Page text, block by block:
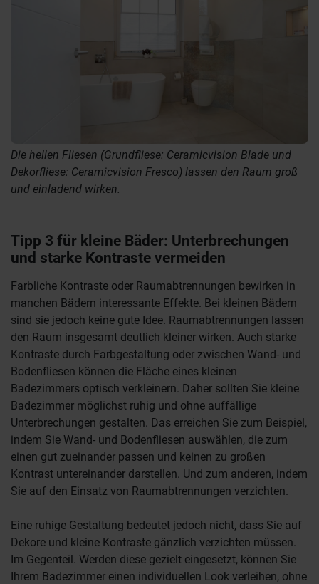
Die hellen Fliesen (Grundfliese: Ceramicvision Blade und
Dekorfliese: Ceramicvision Fresco) lassen den Raum groß
und einladend wirken.
Tipp 3 für kleine Bäder: Unterbrechungen
und starke Kontraste vermeiden
Farbliche Kontraste oder Raumabtrennungen bewirken in
manchen Bädern interessante Effekte. Bei kleinen Bädern
sind sie jedoch keine gute Idee. Raumabtrennungen lassen
den Raum insgesamt deutlich kleiner wirken. Auch starke
Kontraste durch Farbgestaltung oder zwischen Wand- und
Bodenfliesen können die Fläche eines kleinen
Badezimmers optisch verkleinern. Daher sollten Sie kleine
Badezimmer möglichst ruhig und ohne auffällige
Unterbrechungen gestalten. Das erreichen Sie zum Beispiel,
indem Sie Wand- und Bodenfliesen auswählen, die zum
einen gut zueinander passen und keinen zu großen
Kontrast untereinander darstellen. Und zum anderen, indem
Sie auf den Einsatz von Raumabtrennungen verzichten.
Eine ruhige Gestaltung bedeutet jedoch nicht, dass Sie auf
Dekore und kleine Kontraste gänzlich verzichten müssen.
Im Gegenteil. Werden diese gezielt eingesetzt, können Sie
Ihrem Badezimmer einen individuellen Look verleihen, ohne